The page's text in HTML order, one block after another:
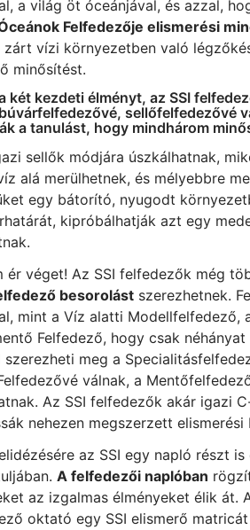
a világ öt óceánjával, és azzal,
Felfedezője elismerési
vízi környezetben való
minősítést.
két kezdeti élményt, az SSI
sellőfelfedezővé
a tanulást, hogy mindhárom
sellők módjára úszkálhatnak,
alá merülhetnek, és mélyebbre
egy bátorító, nyugodt
kipróbálhatják azt egy
ér véget! Az SSI felfedezők még
besorolástszerezhetnek.
mint a Víz alatti Modellfelfedező,
Felfedező, hogy csak
meg a
válnak, a
Az SSI felfedezők akár igazi
nehezen megszerzett elismerési
az SSI egy napló részt
A felfedezői naplóban
az izgalmas élményeket élik át.
oktató egy SSI elismerő